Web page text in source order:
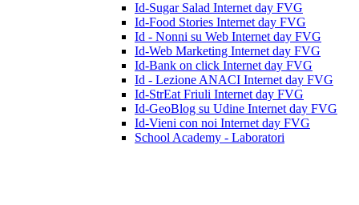
Id-Sugar Salad Internet day FVG
Id-Food Stories Internet day FVG
Id - Nonni su Web Internet day FVG
Id-Web Marketing Internet day FVG
Id-Bank on click Internet day FVG
Id - Lezione ANACI Internet day FVG
Id-StrEat Friuli Internet day FVG
Id-GeoBlog su Udine Internet day FVG
Id-Vieni con noi Internet day FVG
School Academy - Laboratori